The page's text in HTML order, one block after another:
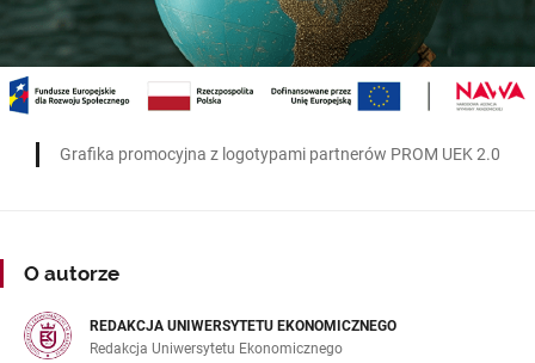
Grafika promocyjna z logotypami partnerów PROM UEK 2.0
O autorze
REDAKCJA UNIWERSYTETU EKONOMICZNEGO
Redakcja Uniwersytetu Ekonomicznego